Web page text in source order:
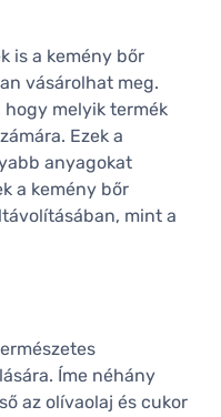
is a kemény bőr
vásárolhat meg.
melyik termék
Ezek a
anyagokat
a kemény bőr
mint a
Íme néhány
az olívaolaj és cukor